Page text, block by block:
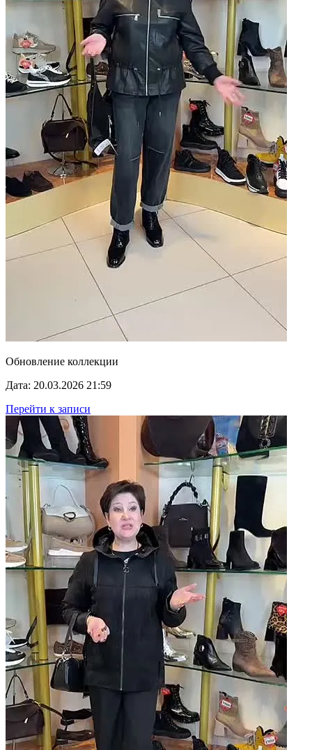
Обновление коллекции
Дата: 20.03.2026 21:59
Перейти к записи